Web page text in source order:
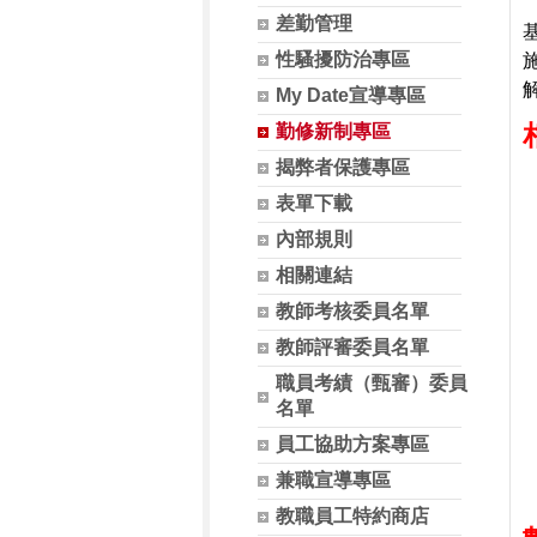
差勤管理
性騷擾防治專區
My Date宣導專區
勤修新制專區
揭弊者保護專區
表單下載
內部規則
相關連結
教師考核委員名單
教師評審委員名單
職員考績（甄審）委員
名單
員工協助方案專區
兼職宣導專區
教職員工特約商店